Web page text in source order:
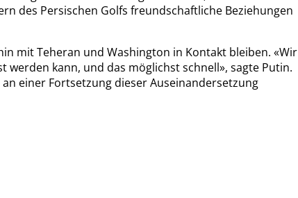
des Persischen Golfs freundschaftliche Beziehungen
mit Teheran und Washington in Kontakt bleiben. «Wir
werden kann, und das möglichst schnell», sagte Putin.
einer Fortsetzung dieser Auseinandersetzung